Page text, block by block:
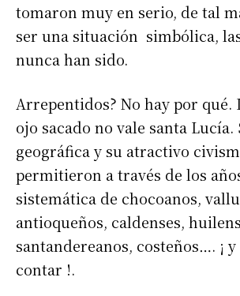
tomaron muy en serio, de tal
ser una situación simbólica,
nunca han sido.
Arrepentidos? No hay por qué.
ojo sacado no vale santa
geográfica y su atractivo
permitieron a través de los
sistemática de chocoanos,
antioqueños, caldenses,
santandereanos, costeños…. ¡
contar !.